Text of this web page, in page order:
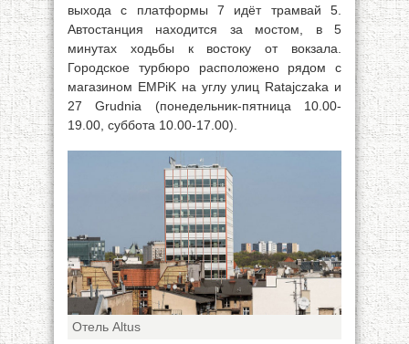
выхода с платформы 7 идёт трамвай 5.
Автостанция находится за мостом, в 5
минутах ходьбы к востоку от вокзала.
Городское турбюро расположено рядом с
магазином EMPiK на углу улиц Ratajczaka и
27 Grudnia (понедельник-пятница 10.00-
19.00, суббота 10.00-17.00).
Отель Altus